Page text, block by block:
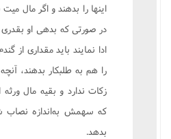
اينها را بدهند و اگر مال
در صورتى که بدهى او
ادا نمايند بايد مقدارى از
را هم به طلبکار بدهند،
زکات ندارد و بقيه مال
که سهمش به‌اندازه نصاب
بدهد.